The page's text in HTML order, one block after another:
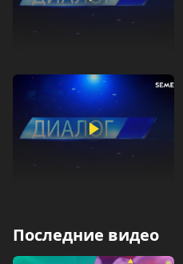
Последние видео